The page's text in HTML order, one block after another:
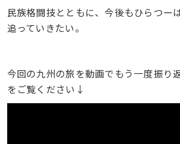
民族格闘技とともに、今後もひらつー
追っていきたい。
今回の九州の旅を動画でもう一度振り
をご覧ください↓